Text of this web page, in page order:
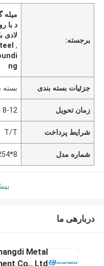
برجسته:
د با
لادی
,
ng
جزئیات بسته بندی بسته
زمان تحویل 8-12 روز
شرایط پرداخت T/T
شماره مدل 8*0.254*2000 میلی متر
دربارهی ما
Metal